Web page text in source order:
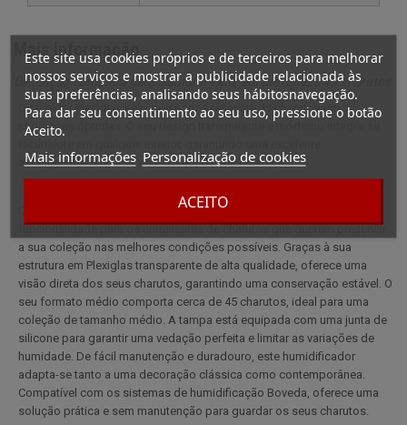
Este site usa cookies próprios e de terceiros para melhorar
nossos serviços e mostrar a publicidade relacionada às
suas preferências, analisando seus hábitosnavegação.
Para dar seu consentimento ao seu uso, pressione o botão
Aceito.
Mais informações Personalização de cookies
ACEITO
Mais informação
Descrição completa para Humidor Felix em plexiglass 45 charutos
O humidor Plexiglas Felix pode armazenar até 45 charutos em
condições óptimas. O seu design transparente e moderno integra-se
estanquicidade e uma visão direta da sua coleção.
O humidor de charutos Plexiglass Felix 45 combina modernidade e
funcionalidade para os entusiastas de charutos que querem preservar
a sua coleção nas melhores condições possíveis. Graças à sua
estrutura em Plexiglas transparente de alta qualidade, oferece uma
visão direta dos seus charutos, garantindo uma conservação estável. O
seu formato médio comporta cerca de 45 charutos, ideal para uma
coleção de tamanho médio. A tampa está equipada com uma junta de
silicone para garantir uma vedação perfeita e limitar as variações de
humidade. De fácil manutenção e duradouro, este humidificador
adapta-se tanto a uma decoração clássica como contemporânea.
Compatível com os sistemas de humidificação Boveda, oferece uma
solução prática e sem manutenção para guardar os seus charutos.